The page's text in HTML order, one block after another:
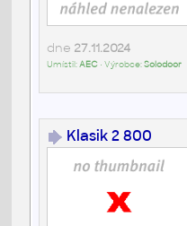
dne 27.11.2024
Umístil:AEC• Výrobce:Solodoor
Klasik 2 800